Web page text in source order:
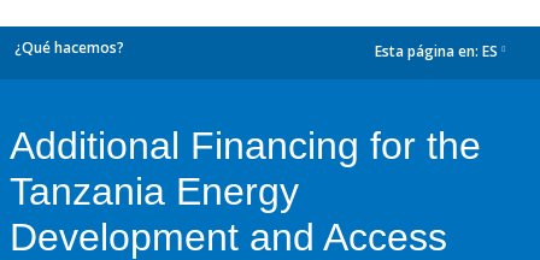
¿Qué hacemos? Esta página en: ES
Additional Financing for the
Tanzania Energy
Development and Access